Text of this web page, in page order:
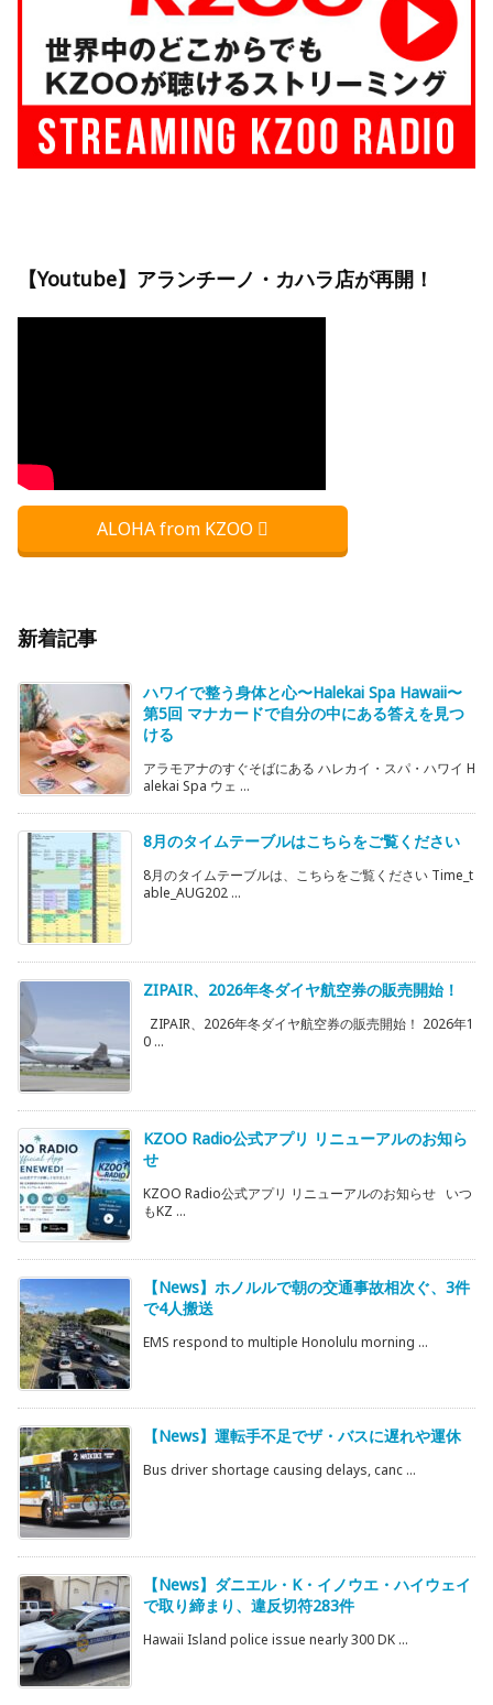
【Youtube】アランチーノ・カハラ店が再開！
ALOHA from KZOO
新着記事
ハワイで整う身体と心〜Halekai Spa Hawaii〜
第5回 マナカードで自分の中にある答えを見つ
ける
アラモアナのすぐそばにある ハレカイ・スパ・ハワイ H
alekai Spa ウェ ...
8月のタイムテーブルはこちらをご覧ください
8月のタイムテーブルは、こちらをご覧ください Time_t
able_AUG202 ...
ZIPAIR、2026年冬ダイヤ航空券の販売開始！
ZIPAIR、2026年冬ダイヤ航空券の販売開始！ 2026年1
0 ...
KZOO Radio公式アプリ リニューアルのお知ら
せ
KZOO Radio公式アプリ リニューアルのお知らせ いつ
もKZ ...
【News】ホノルルで朝の交通事故相次ぐ、3件
で4人搬送
EMS respond to multiple Honolulu morning ...
【News】運転手不足でザ・バスに遅れや運休
Bus driver shortage causing delays, canc ...
【News】ダニエル・K・イノウエ・ハイウェイ
で取り締まり、違反切符283件
Hawaii Island police issue nearly 300 DK ...